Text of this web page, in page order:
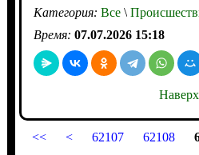
Категория: Все\
Время: 07.07.2026 15:18
Наверх
<< < 62107 62108